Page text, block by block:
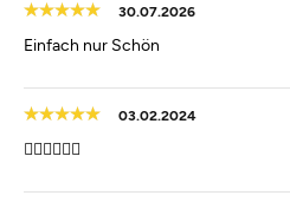
30.07.2026
Einfach nur Schön
03.02.2024
👍🏻👍🏻👍🏻